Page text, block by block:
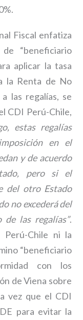
Fiscal enfatiza
“beneficiario
aplicar la tasa
la Renta de No
las regalías, se
CDI Perú-Chile,
estas regalías
en el
y de acuerdo
pero si el
del otro Estado
no excederá del
las regalías”.
Chile ni la
“beneficiario
con los
de Viena sobre
vez que el CDI
para evitar la